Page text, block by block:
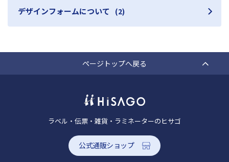
デザインフォームについて (2)
ページトップへ戻る
ラベル・伝票・雑貨・ラミネーターのヒサゴ
公式通販ショップ